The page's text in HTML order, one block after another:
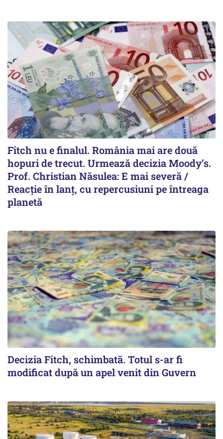
Fitch nu e finalul. România mai are două
hopuri de trecut. Urmează decizia Moody’s.
Prof. Christian Năsulea: E mai severă /
Reacție în lanț, cu repercusiuni pe întreaga
planetă
Decizia Fitch, schimbată. Totul s-ar fi
modificat după un apel venit din Guvern